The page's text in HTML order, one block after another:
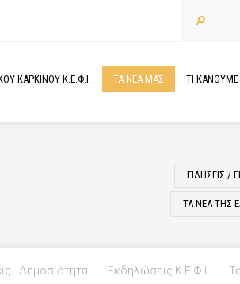
ΚΑΡΚΙΝΟΥ Κ.Ε.Φ.Ι. ΤΑ ΝΕΑ ΜΑΣ ΤΙ ΚΑΝΟΥΜΕ
ΕΙΔΗΣΕΙΣ /
ΤΑ ΝΕΑ ΤΗΣ
- Δημοσιότητα Εκδηλώσεις Κ.Ε.Φ.Ι.